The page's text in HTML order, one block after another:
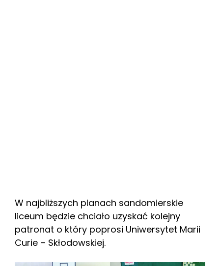
W najbliższych planach sandomierskie
liceum będzie chciało uzyskać kolejny
patronat o który poprosi Uniwersytet Marii
Curie – Skłodowskiej.